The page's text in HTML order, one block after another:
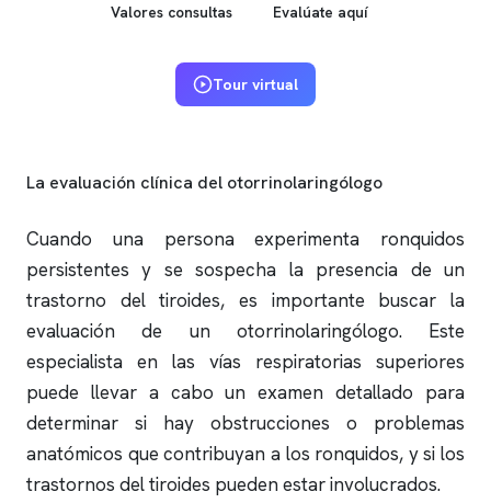
Valores consultas Evalúate aquí
Tour virtual
La evaluación clínica del otorrinolaringólogo
Cuando una persona experimenta ronquidos
persistentes y se sospecha la presencia de un
trastorno del tiroides, es importante buscar la
evaluación de un otorrinolaringólogo. Este
especialista en las vías respiratorias superiores
puede llevar a cabo un examen detallado para
determinar si hay obstrucciones o problemas
anatómicos que contribuyan a los ronquidos, y si los
trastornos del tiroides pueden estar involucrados.